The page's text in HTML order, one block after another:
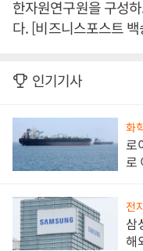
한자원연구원을 구성
다. [비즈니스포스트
인기기사
화
로
로
전
삼
해